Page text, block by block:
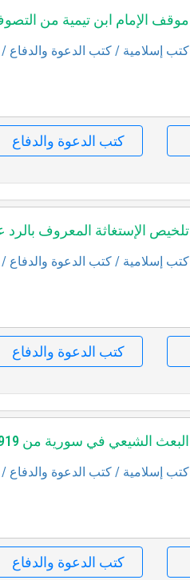
موقف الإمام ابن تيمية من
كتب إسلامية / كتب الدعوة والدفاع /
كتب الدعوة والدفاع
تلخيص الإستغاثة المعروف
كتب إسلامية / كتب الدعوة والدفاع /
كتب الدعوة والدفاع
البعث الشيعي في سورية من 1919 2007
كتب إسلامية / كتب الدعوة والدفاع /
كتب الدعوة والدفاع